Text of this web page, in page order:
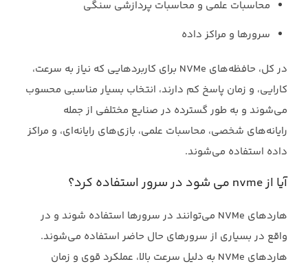
محاسبات علمی و محاسبات پردازشی سنگی
سرورها و مراکز داده
در کل، حافظه‌های ‏NVMe‏ برای کاربردهایی که نیاز به سرعت،
کارایی، و زمان پاسخ کم دارند، انتخاب ‏بسیار مناسبی محسوب
می‌شوند و به طور گسترده در صنایع مختلفی از جمله
رایانه‌های شخصی، ‏محاسبات علمی، بازی‌های رایانه‌ای، و مراکز
داده استفاده می‌شوند.‏
آیا از ‏nvme‏ می شود در سرور استفاده کرد؟
هاردهای ‏NVMe‏ می‌توانند در سرورها استفاده شوند و در
واقع در بسیاری از سرورهای حال حاضر استفاده ‏می‌شوند.
هاردهای ‏NVMe‏ به دلیل سرعت بالا، عملکرد قوی و زمان